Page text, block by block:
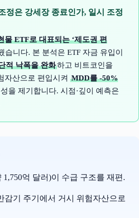
정은 강세장 종료인가, 일시 조정
물 ETF로 대표되는 ‘제도권 편
습니다. 본 분석은 ETF 자금 유입이
적 낙폭을 완화하고 비트코인을
자산으로 편입시켜 MDD를 -50%
을 제기합니다. 시점·깊이 예측은
1,750억 달러)이 수급 구조를 재편.
감기 주기에서 거시 위험자산으로